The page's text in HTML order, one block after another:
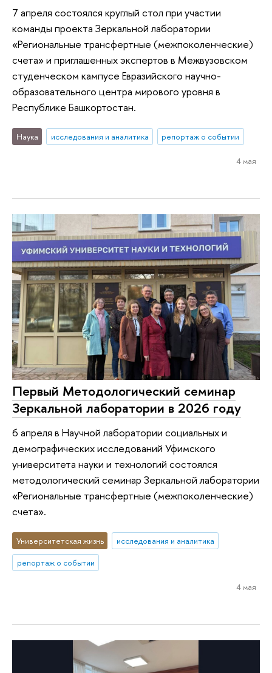
7 апреля состоялся круглый стол при участии
команды проекта Зеркальной лаборатории
«Региональные трансфертные (межпоколенческие)
счета» и приглашенных экспертов в Межвузовском
студенческом кампусе Евразийского научно-
образовательного центра мирового уровня в
Республике Башкортостан.
Наука исследования и аналитика репортаж о событии
4 мая
Первый Методологический семинар
Зеркальной лаборатории в 2026 году
6 апреля в Научной лаборатории социальных и
демографических исследований Уфимского
университета науки и технологий состоялся
методологический семинар Зеркальной лаборатории
«Региональные трансфертные (межпоколенческие)
счета».
Университетская жизнь
исследования и аналитика
репортаж о событии
4 мая